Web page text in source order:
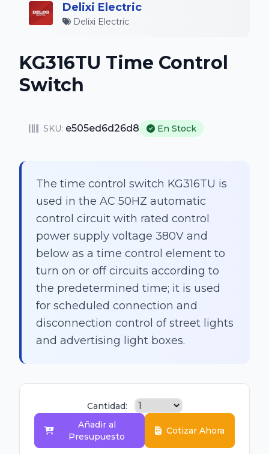
Delixi Electric
Delixi Electric
KG316TU Time Control
Switch
SKU: e505ed6d26d8 En Stock
The time control switch KG316TU is
used in the AC 50HZ automatic
control circuit with rated control
power supply voltage 380V and
below as a time control element to
turn on or off circuits according to
the predetermined time; it is used
for scheduled connection and
disconnection control of street lights
and advertising light boxes.
Cantidad:
Añadir al
Presupuesto
Cotizar Ahora